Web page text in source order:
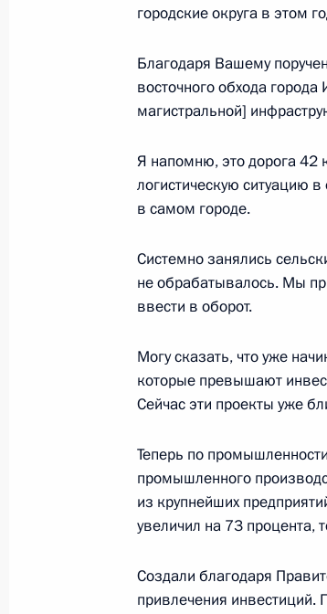
Встреча с главой
Воскресенским
Встреча с мастерами,
ВГИКа
Владимир Путин
Военные учения «Гром-
городские округа в этом
Благодаря Вашему
восточного обхода
магистральной]
Я напомню, это дорога 42
логистическую ситуацию в
в самом городе.
Системно занялись
не обрабатывалось. Мы
ввести в оборот.
Могу сказать, что уже
которые превышают
Сейчас эти проекты уже
Теперь по
промышленного
из крупнейших
увеличил на 73 процента,
Создали благодаря
привлечения инвестиций.